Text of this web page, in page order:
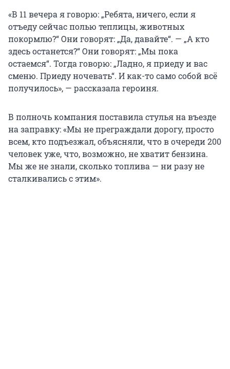
«В 11 вечера я говорю: „Ребята, ничего, если я
отъеду сейчас полью теплицы, животных
покормлю?“ Они говорят: „Да, давайте“. — „А кто
здесь останется?“ Они говорят: „Мы пока
остаемся“. Тогда говорю: „Ладно, я приеду и вас
сменю. Приеду ночевать“. И как-то само собой всё
получилось», — рассказала героиня.
В полночь компания поставила стулья на въезде
на заправку: «Мы не преграждали дорогу, просто
всем, кто подъезжал, объясняли, что в очереди 200
человек уже, что, возможно, не хватит бензина.
Мы же не знали, сколько топлива — ни разу не
сталкивались с этим».